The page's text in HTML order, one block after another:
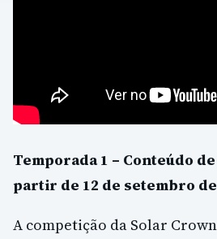
Temporada 1 – Conteúdo
partir de 12 de setembro de
A competição da Solar